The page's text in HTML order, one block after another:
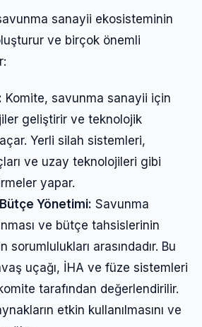
sanayii ekosisteminin
ve birçok önemli
Komite, savunma sanayii için
geliştirir ve teknolojik
Yerli silah sistemleri,
ve uzay teknolojileri gibi
yapar.
Yönetimi: Savunma
ve bütçe tahsislerinin
sorumlulukları arasındadır. Bu
uçağı, İHA ve füze sistemleri
tarafından değerlendirilir.
etkin kullanılmasını ve